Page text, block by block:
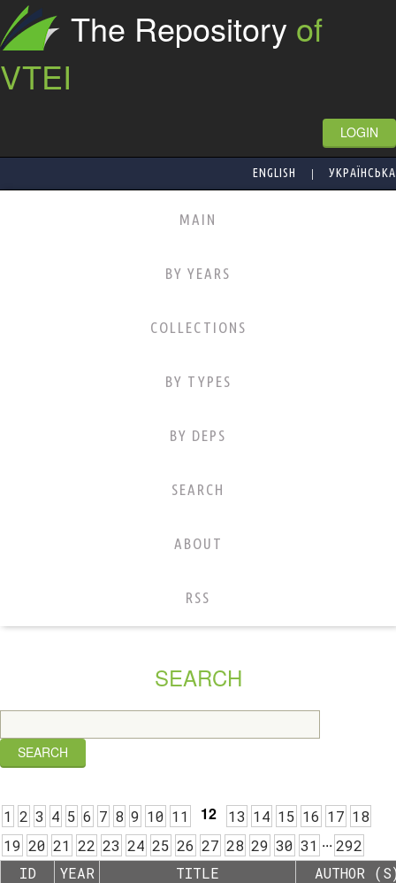
The Repository of
VTEI
LOGIN
ENGLISH | УКРАЇНСЬКА
MAIN
BY YEARS
COLLECTIONS
BY TYPES
BY DEPS
SEARCH
ABOUT
RSS
SEARCH
1 2 3 4 5 6 7 8 9 10 11 12 13 14 15 16 17 18
19 20 21 22 23 24 25 26 27 28 29 30 31 ... 292
ID
YEAR TITLE AUTHOR